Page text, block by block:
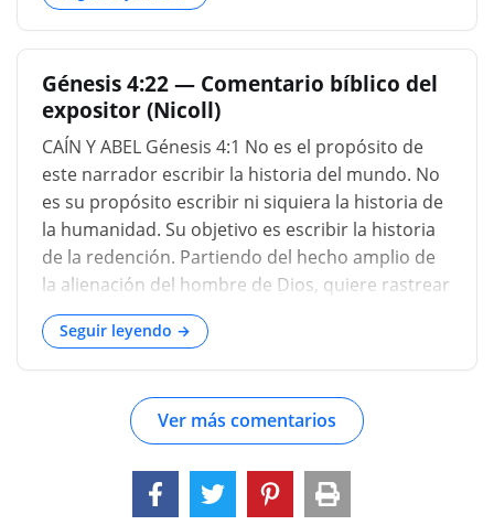
Génesis 4:22 — Comentario bíblico del
expositor (Nicoll)
CAÍN Y ABEL Génesis 4:1 No es el propósito de
este narrador escribir la historia del mundo. No
es su propósito escribir ni siquiera la historia de
la humanidad. Su objetivo es escribir la historia
de la redención. Partiendo del hecho amplio de
la alienación del hombre de Dios, quiere rastrear
ese elemento en la historia humana que resulta
en la perfecta unión de Dios y el hombre. La nota
clave ha sido golpeada en la promesa ya dada de
que la simiente de la mujer debe prevalecer
sobre la simiente de la serpiente, que deben
eliminarse los efectos de la disociación
voluntaria del hombre de Dios. Es el
cumplimiento de esta promesa lo que rastrea
Seguir leyendo →
Ver más comentarios